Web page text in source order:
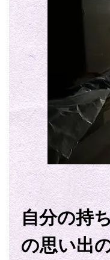
自分の持
の思い出